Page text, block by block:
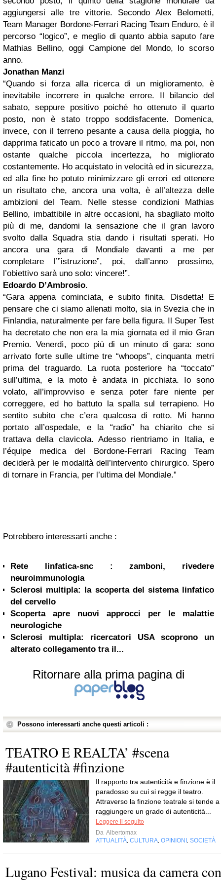
aggiungersi alle tre vittorie. Secondo Alex Belometti,
Team Manager Bordone-Ferrari Racing Team Enduro, è il
percorso “logico”, e meglio di quanto abbia saputo fare
Mathias Bellino, oggi Campione del Mondo, lo scorso
anno.
Jonathan Manzi
“Quando si forza alla ricerca di un miglioramento, è
inevitabile incorrere in qualche errore. Il bilancio del
sabato, seppure positivo poiché ho ottenuto il quarto
posto, non è stato troppo soddisfacente. Domenica,
invece, con il terreno pesante a causa della pioggia, ho
dapprima faticato un poco a trovare il ritmo, ma poi, non
ostante qualche piccola incertezza, ho migliorato
costantemente. Ho acquistato in velocità ed in sicurezza,
ed alla fine ho potuto minimizzare gli errori ed ottenere
un risultato che, ancora una volta, è all’altezza delle
ambizioni del Team. Nelle stesse condizioni Mathias
Bellino, imbattibile in altre occasioni, ha sbagliato molto
più di me, dandomi la sensazione che il gran lavoro
svolto dalla Squadra stia dando i risultati sperati. Ho
ancora una gara di Mondiale davanti a me per
completare l’”istruzione”, poi, dall’anno prossimo,
l’obiettivo sarà uno solo: vincere!”.
Edoardo D’Ambrosio.
“Gara appena cominciata, e subito finita. Disdetta! E
pensare che ci siamo allenati molto, sia in Svezia che in
Finlandia, naturalmente per fare bella figura. Il Super Test
ha decretato che non era la mia giornata ed il mio Gran
Premio. Venerdì, poco più di un minuto di gara: sono
arrivato forte sulle ultime tre “whoops”, cinquanta metri
prima del traguardo. La ruota posteriore ha “toccato”
sull’ultima, e la moto è andata in picchiata. Io sono
volato, all’improvviso e senza poter fare niente per
correggere, ed ho battuto la spalla sul terrapieno. Ho
sentito subito che c’era qualcosa di rotto. Mi hanno
portato all’ospedale, e la “radio” ha chiarito che si
trattava della clavicola. Adesso rientriamo in Italia, e
l’équipe medica del Bordone-Ferrari Racing Team
deciderà per le modalità dell’intervento chirurgico. Spero
di tornare in Francia, per l’ultima del Mondiale.”
Potrebbero interessarti anche :
Rete linfatica-snc : zamboni, rivedere
neuroimmunologia
Sclerosi multipla: la scoperta del sistema linfatico
del cervello
Scoperta apre nuovi approcci per le malattie
neurologiche
Sclerosi multipla: ricercatori USA scoprono un
alterato collegamento tra il...
Ritornare alla prima pagina di
Possono interessarti anche questi articoli :
TEATRO E REALTA’ #scena
#autenticità #finzione
Il rapporto tra autenticità e finzione è il
paradosso su cui si regge il teatro.
Attraverso la finzione teatrale si tende a
raggiungere un grado di autenticità...
Leggere il seguito
Da Albertomax
ATTUALITÀ, CULTURA, OPINIONI , SOCIETÀ
Lugano Festival: musica da camera con